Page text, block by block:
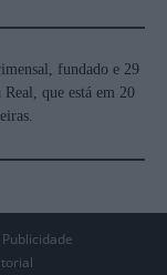
fundado e 29
que está em 20
Publicidade